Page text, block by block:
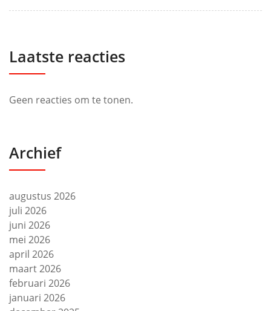
Laatste reacties
Geen reacties om te tonen.
Archief
augustus 2026
juli 2026
juni 2026
mei 2026
april 2026
maart 2026
februari 2026
januari 2026